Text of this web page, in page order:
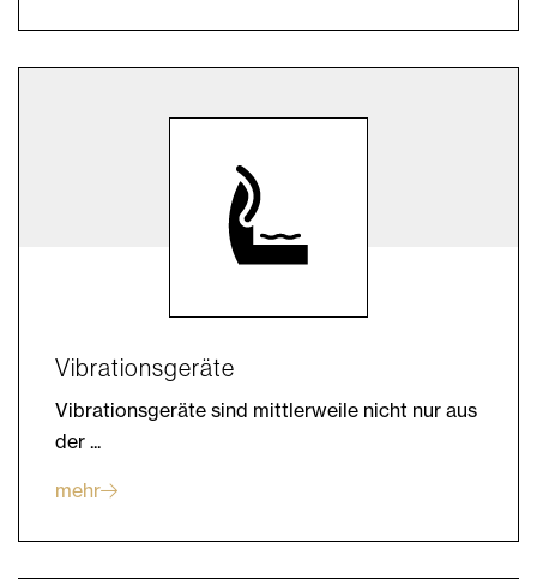
Vibrationsgeräte
Vibrationsgeräte sind mittlerweile nicht nur aus
der ...
mehr